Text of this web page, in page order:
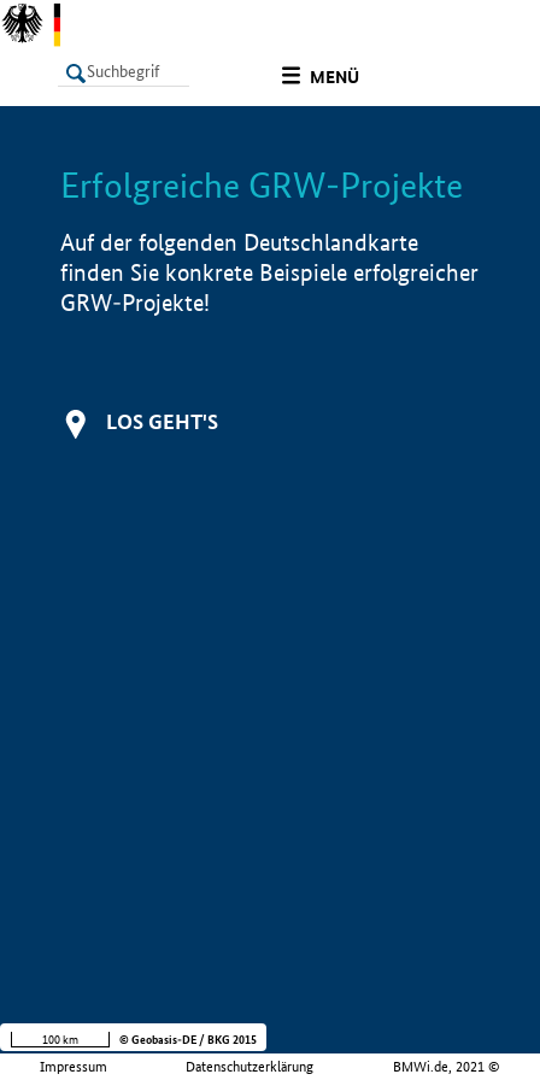
MENÜ
LISTE Info
Erfolgreiche GRW-Projekte
Auf der folgenden Deutschlandkarte
finden Sie konkrete Beispiele erfolgreicher
GRW-Projekte!
LOS GEHT'S
Impressum Datenschutzerklärung BMWi.de, 2021 ©
100 km © Geobasis-DE / BKG 2015